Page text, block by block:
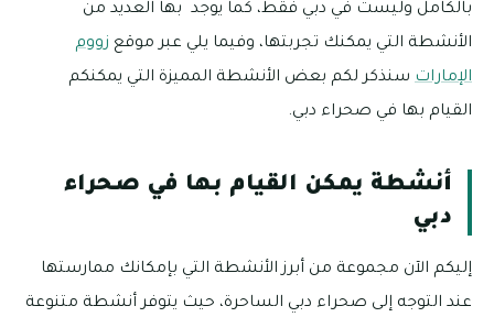
بالكامل وليست في دبي فقط، كما يوجد بها العديد من
الأنشطة التي يمكنك تجربتها، وفيما يلي عبر موقع زووم
الإمارات سنذكر لكم بعض الأنشطة المميزة التي يمكنكم
القيام بها في صحراء دبي.
أنشطة يمكن القيام بها في صحراء
دبي
إليكم الآن مجموعة من أبرز الأنشطة التي بإمكانك ممارستها
عند التوجه إلى صحراء دبي الساحرة، حيث يتوفر أنشطة متنوعة